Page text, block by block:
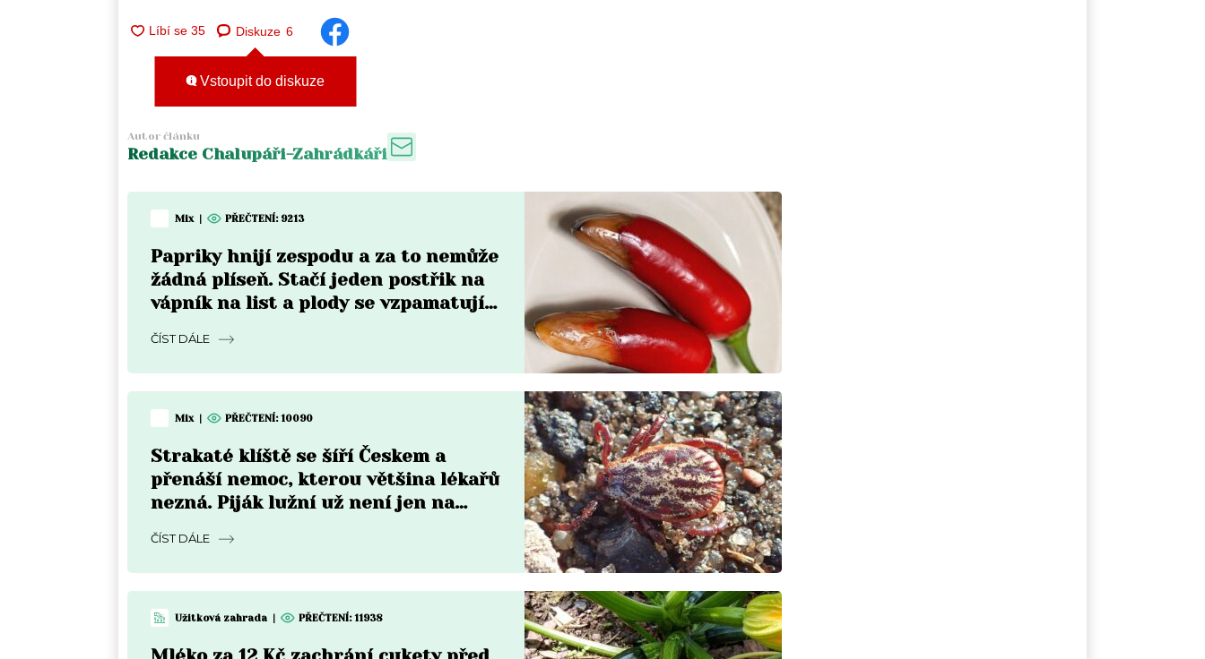
Diskuze 6
Vstoupit do diskuze
Autor článku
Redakce Chalupáři-Zahrádkáři
Mix | PŘEČTENÍ: 9213
Papriky hnijí zespodu a za to nemůže
žádná plíseň. Stačí jeden postřik na
vápník na list a plody se vzpamatují
ČÍST DÁLE
Mix | PŘEČTENÍ:10090
Strakaté klíště se šíří Českem a
přenáší nemoc, kterou většina lékařů
nezná. Piják lužní už není jen na
ČÍST DÁLE
Užitková zahrada | PŘEČTENÍ:11938